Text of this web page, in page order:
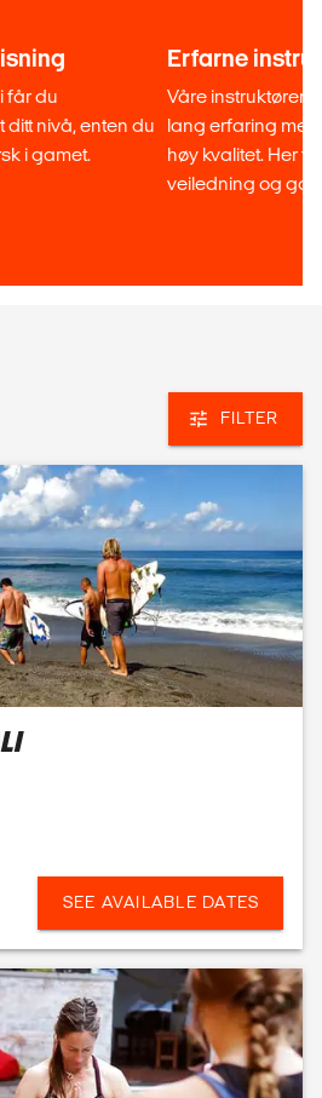
får du
nivå, enten du
i gamet.
Erfarne
Våre instruktører
lang erfaring
høy kvalitet. Her
veiledning og
FILTER
SEE AVAILABLE DATES